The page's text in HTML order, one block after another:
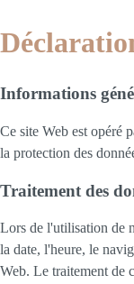
Informations
Ce site Web est opéré
la protection des
Traitement des
Lors de l'utilisation de
la date, l'heure, le
Web. Le traitement de